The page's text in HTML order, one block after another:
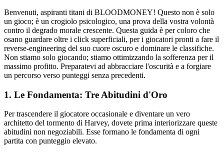
Benvenuti, aspiranti titani di BLOODMONEY! Questo non è solo
un gioco; è un crogiolo psicologico, una prova della vostra volontà
contro il degrado morale crescente. Questa guida è per coloro che
osano guardare oltre i click superficiali, per i giocatori pronti a fare il
reverse-engineering del suo cuore oscuro e dominare le classifiche.
Non stiamo solo giocando; stiamo ottimizzando la sofferenza per il
massimo profitto. Preparatevi ad abbracciare l'oscurità e a forgiare
un percorso verso punteggi senza precedenti.
1. Le Fondamenta: Tre Abitudini d'Oro
Per trascendere il giocatore occasionale e diventare un vero
architetto del tormento di Harvey, dovete prima interiorizzare queste
abitudini non negoziabili. Esse formano le fondamenta di ogni
partita con punteggio elevato.